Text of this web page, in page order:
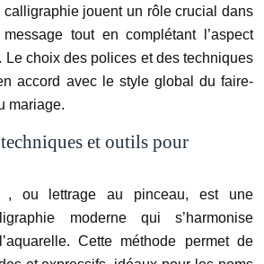
calligraphie jouent un rôle crucial dans
tout en complétant l’aspect
Le choix des polices et des techniques
accord avec le style global du faire-
mariage.
et outils pour
, ou lettrage au pinceau, est une
moderne qui s’harmonise
Cette méthode permet de